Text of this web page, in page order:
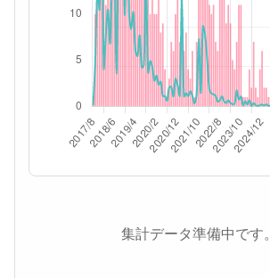
集計データ準備中です。